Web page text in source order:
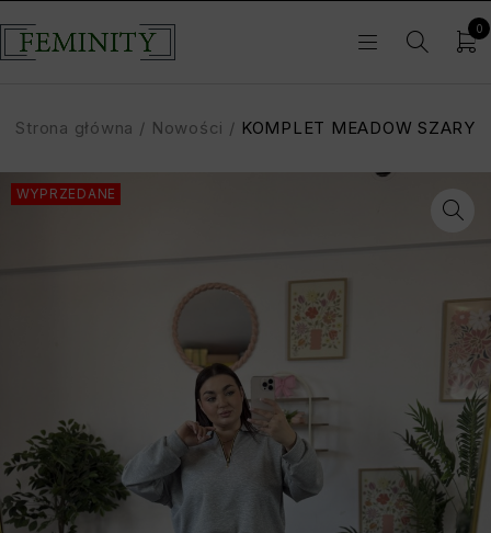
0
Strona główna / Nowości / KOMPLET MEADOW SZARY
WYPRZEDANE